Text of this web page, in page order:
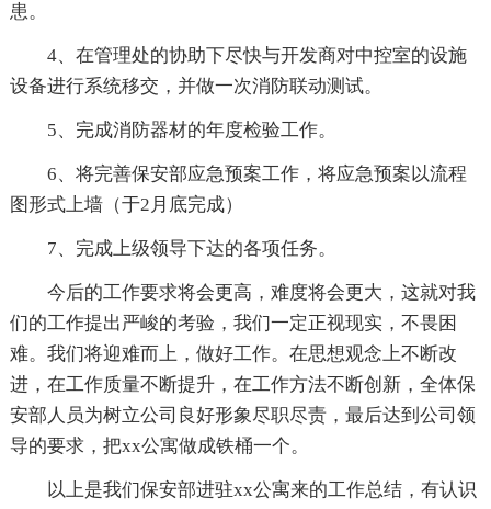
患。
4、在管理处的协助下尽快与开发商对中控室的设施
设备进行系统移交，并做一次消防联动测试。
5、完成消防器材的年度检验工作。
6、将完善保安部应急预案工作，将应急预案以流程
图形式上墙（于2月底完成）
7、完成上级领导下达的各项任务。
今后的工作要求将会更高，难度将会更大，这就对我
们的工作提出严峻的考验，我们一定正视现实，不畏困
难。我们将迎难而上，做好工作。在思想观念上不断改
进，在工作质量不断提升，在工作方法不断创新，全体保
安部人员为树立公司良好形象尽职尽责，最后达到公司领
导的要求，把xx公寓做成铁桶一个。
以上是我们保安部进驻xx公寓来的工作总结，有认识